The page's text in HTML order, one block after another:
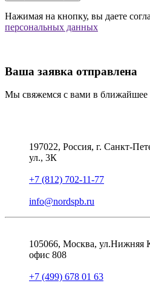
Нажимая на кнопку, вы даете
персональных данных
Ваша заявка отправлена
Мы свяжемся с вами в ближайшее
197022, Россия, г. Санкт-
ул., 3К
+7 (812) 702-11-77
info@nordspb.ru
105066, Москва, ул.Нижняя
офис 808
+7 (499) 678 01 63